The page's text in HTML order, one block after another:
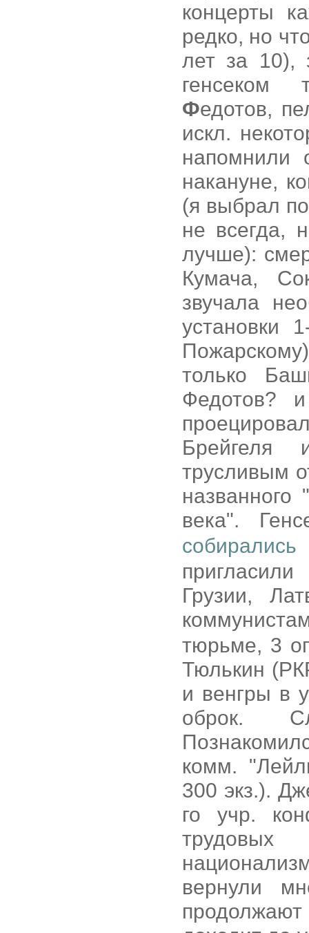
концерты
редко, но
лет за 10),
генсеком
Федотов,
искл.
напомнили
накануне,
(я выбрал
не всегда,
лучше):
Кумача,
звучала
установки
только
Федотов?
Брейгеля
трусливым
века".
Грузии,
тюрьме, 3
Тюлькин
и венгры в
оброк.
комм.
300 экз.).
го учр.
вернули